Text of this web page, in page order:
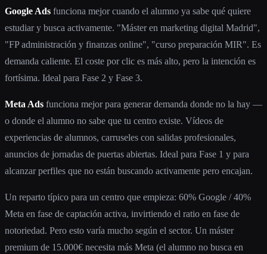
Google Ads funciona mejor cuando el alumno ya sabe qué quiere
estudiar y busca activamente. "Máster en marketing digital Madrid",
"FP administración y finanzas online", "curso preparación MIR". Es
demanda caliente. El coste por clic es más alto, pero la intención es
fortísima. Ideal para Fase 2 y Fase 3.
Meta Ads funciona mejor para generar demanda donde no la hay —
o donde el alumno no sabe que tu centro existe. Vídeos de
experiencias de alumnos, carruseles con salidas profesionales,
anuncios de jornadas de puertas abiertas. Ideal para Fase 1 y para
alcanzar perfiles que no están buscando activamente pero encajan.
Un reparto típico para un centro que empieza: 60% Google / 40%
Meta en fase de captación activa, invirtiendo el ratio en fase de
notoriedad. Pero esto varía mucho según el sector. Un máster
premium de 15.000€ necesita más Meta (el alumno no busca en